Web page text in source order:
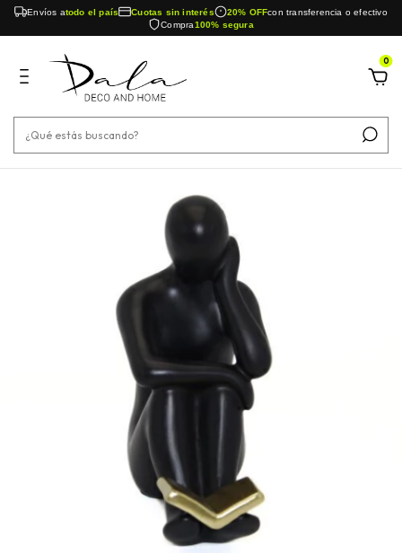
Envíos atodo el país Cuotas sin interés 20% OFFcon transferencia o efectivo
Compra100% segura
0